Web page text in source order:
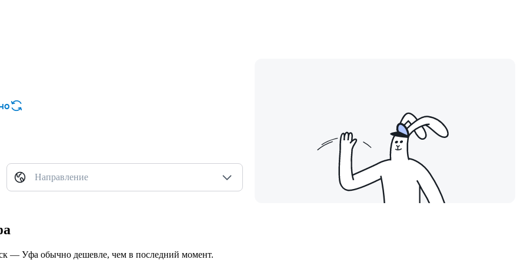
Направление
— Уфа обычно дешевле, чем в последний момент.